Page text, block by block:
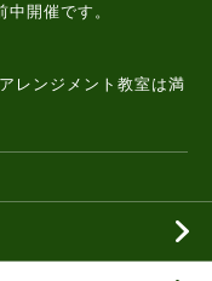
開催です。
レンジメント教室は満